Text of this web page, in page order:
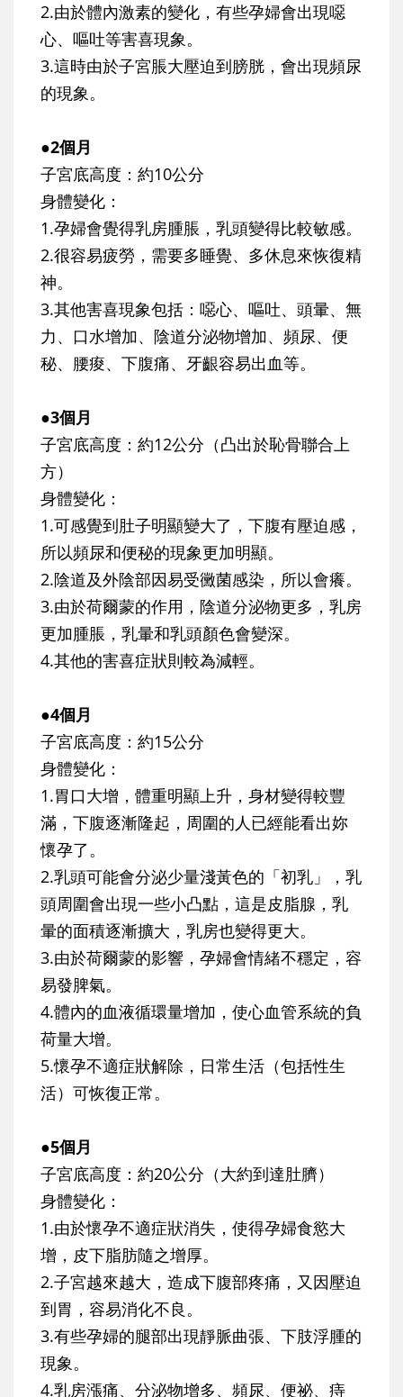
2.由於體內激素的變化，有些孕婦會出現噁
心、嘔吐等害喜現象。
3.這時由於子宮脹大壓迫到膀胱，會出現頻尿
的現象。
●2個月
子宮底高度：約10公分
身體變化：
1.孕婦會覺得乳房腫脹，乳頭變得比較敏感。
2.很容易疲勞，需要多睡覺、多休息來恢復精
神。
3.其他害喜現象包括：噁心、嘔吐、頭暈、無
力、口水增加、陰道分泌物增加、頻尿、便
秘、腰痠、下腹痛、牙齦容易出血等。
●3個月
子宮底高度：約12公分（凸出於恥骨聯合上
方）
身體變化：
1.可感覺到肚子明顯變大了，下腹有壓迫感，
所以頻尿和便秘的現象更加明顯。
2.陰道及外陰部因易受黴菌感染，所以會癢。
3.由於荷爾蒙的作用，陰道分泌物更多，乳房
更加腫脹，乳暈和乳頭顏色會變深。
4.其他的害喜症狀則較為減輕。
●4個月
子宮底高度：約15公分
身體變化：
1.胃口大增，體重明顯上升，身材變得較豐
滿，下腹逐漸隆起，周圍的人已經能看出妳
懷孕了。
2.乳頭可能會分泌少量淺黃色的「初乳」，乳
頭周圍會出現一些小凸點，這是皮脂腺，乳
暈的面積逐漸擴大，乳房也變得更大。
3.由於荷爾蒙的影響，孕婦會情緒不穩定，容
易發脾氣。
4.體內的血液循環量增加，使心血管系統的負
荷量大增。
5.懷孕不適症狀解除，日常生活（包括性生
活）可恢復正常。
●5個月
子宮底高度：約20公分（大約到達肚臍）
身體變化：
1.由於懷孕不適症狀消失，使得孕婦食慾大
增，皮下脂肪隨之增厚。
2.子宮越來越大，造成下腹部疼痛，又因壓迫
到胃，容易消化不良。
3.有些孕婦的腿部出現靜脈曲張、下肢浮腫的
現象。
4.乳房漲痛、分泌物增多、頻尿、便祕、痔